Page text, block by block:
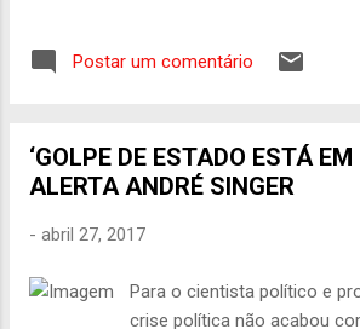
Comando da Polícia
(FIESP) e da
omissão de Silvio.
Armando foi o 'ministro
Bruto (PIB) da história do
Postar um comentário
‘GOLPE DE ESTADO ESTÁ EM
ALERTA ANDRÉ SINGER
- abril 27, 2017
Para o cientista político e
crise política não acabou